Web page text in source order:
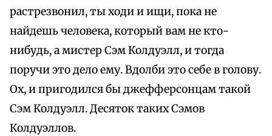
растрезвонил, ты ходи и ищи, пока не
найдешь человека, который вам не кто-
нибудь, а мистер Сэм Колдуэлл, и тогда
поручи это дело ему. Вдолби это себе в голову.
Ох, и пригодился бы джефферсонцам такой
Сэм Колдуэлл. Десяток таких Сэмов
Колдуэллов.